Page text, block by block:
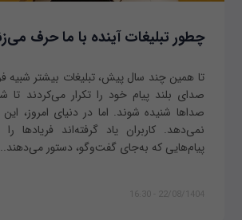
چطور تبلیغات آینده با ما حرف
تا همین چند سال پیش، تبلیغات بیشتر شبیه
صدای بلند پیام خود را تکرار می‌کردند تا
صداها شنیده شوند. اما در دنیای امروز،
نمی‌دهد. کاربران یاد گرفته‌اند فریادها
پیام‌هایی که به‌جای گفت‌وگو، دستور
22/08/1404 - 16:30